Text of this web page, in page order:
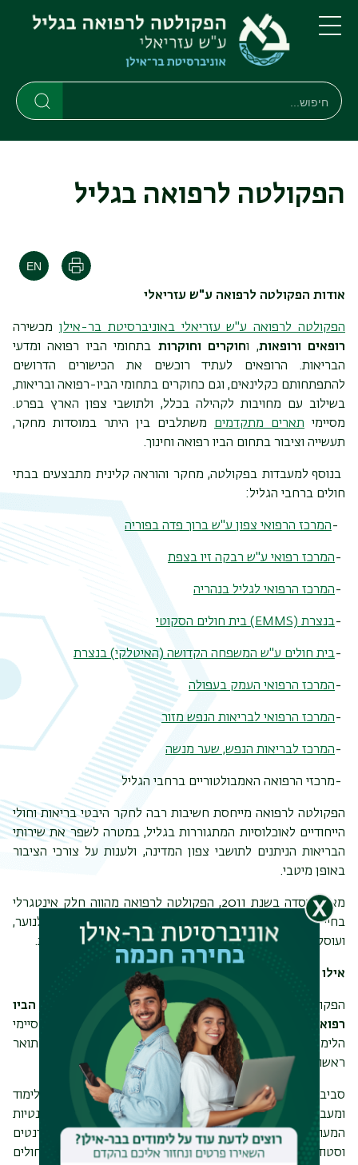
דילוג
לתוכן
העיקרי
דילוג
לתפריט
ניווט
ראשי
חיפוש
חיפוש
הפקולטה לרפואה בגליל
הדפסה
אודות הפקולטה לרפואה ע"ש עזריאלי
הפקולטה לרפואה ע"ש עזריאלי באוניברסיטת בר-אילן מכשירה
רופאים ורופאות, וחוקרים וחוקרות בתחומי הביו רפואה ומדעי
הבריאות. הרופאים לעתיד רוכשים את הכישורים הדרושים
להתפתחותם כקלינאים, וגם כחוקרים בתחומי הביו-רפואה ובריאות,
בשילוב עם מחויבות לקהילה בכלל, ולתושבי צפון הארץ בפרט.
מסיימי תארים מתקדמים משתלבים בין היתר במוסדות מחקר,
תעשייה וציבור בתחום הביו רפואה וחינוך.
בנוסף למעבדות בפקולטה, מחקר והוראה קלינית מתבצעים בבתי
חולים ברחבי הגליל:
-המרכז הרפואי צפון ע"ש ברוך פדה בפוריה
-המרכז רפואי ע"ש רבקה זיו בצפת
-המרכז הרפואי לגליל בנהריה
- בית חולים הסקוטי (EMMS) בנצרת
-בית חולים ע"ש המשפחה הקדושה (האיטלקי) בנצרת
-המרכז הרפואי העמק בעפולה
-המרכז הרפואי לבריאות הנפש מזור
-המרכז לבריאות הנפש, שער מנשה
-מרכזי הרפואה האמבולטוריים ברחבי הגליל
הפקולטה לרפואה מייחסת חשיבות רבה לחקר היבטי בריאות וחולי
הייחודיים לאוכלוסיות המתגוררות בגליל, במטרה לשפר את שירותי
הבריאות הניתנים לתושבי צפון המדינה, ולענות על צורכי הציבור
באופן מיטבי.
מאז היוסדה בשנת 2011, הפקולטה לרפואה מהווה חלק אינטגרלי
בחיי הקהילה בגליל. בין היתר, היא מעורבת בחינוך מדעי לנוער,
ועוסקת באופן פעיל ברפואה מונעת בקהילה, ובקידום הבריאות.
אילו תארים לומדים בפקולטה לרפואה?
הפקולטה מציעה לימודיתואר שני ותואר שלישי
במדעי הביו
רפואה ובמדעי הבריאות, ומסלולי לימודMD
(למסיימי
הלימודים הפרה קליניים בחו"ל), ארבע-שנתי
(למחזיקי תואר
ראשון)
ושש-שנתי.
סביבת הלמידה לכל מסלולי הלימוד צעירה ותומכת, בכיתות לימוד
ומעבדות מתקדמות ומקצועיות, הן לסטודנטים וסטודנטיות
המעוניינים להקדיש את חייהם לעולם המחקר והן לסטודנטים
וסטודנטיות הבוחרים בתחום הרפואה הקלינית בבתי חולים